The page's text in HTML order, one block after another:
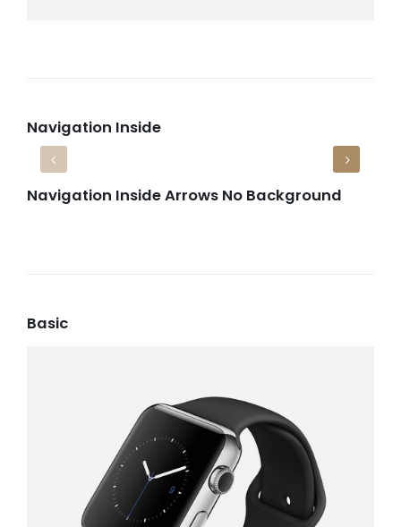
Navigation Inside
Navigation Inside Arrows No Background
Basic